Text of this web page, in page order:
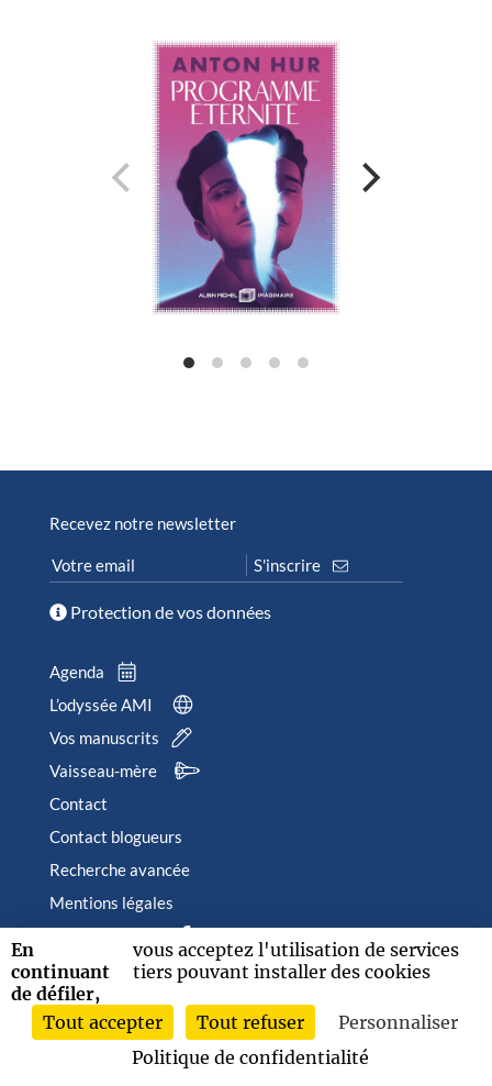
Recevez notre newsletter
Protection de vos données
Agenda
L’odyssée AMI
Vos manuscrits
Vaisseau-mère
Contact
Contact blogueurs
Recherche avancée
Mentions légales
2026 © Albin Michel Imaginaire - Tous droits réservés
En
continuant
de défiler,
vous acceptez l'utilisation de services
tiers pouvant installer des cookies
Tout accepter Tout refuser
Personnaliser
Politique de confidentialité